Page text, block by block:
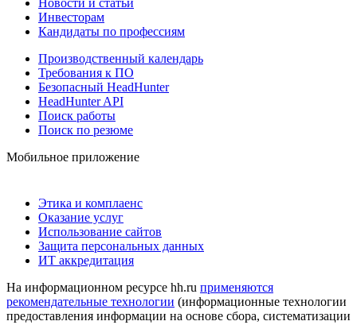
Инвесторам
Кандидаты по профессиям
Производственный календарь
Требования к ПО
Безопасный HeadHunter
HeadHunter API
Поиск работы
Поиск по резюме
Мобильное приложение
Этика и комплаенс
Оказание услуг
Использование сайтов
Защита персональных данных
ИТ аккредитация
На информационном ресурсе hh.ru применяются
рекомендательные технологии (информационные технологии
предоставления информации на основе сбора, систематизации